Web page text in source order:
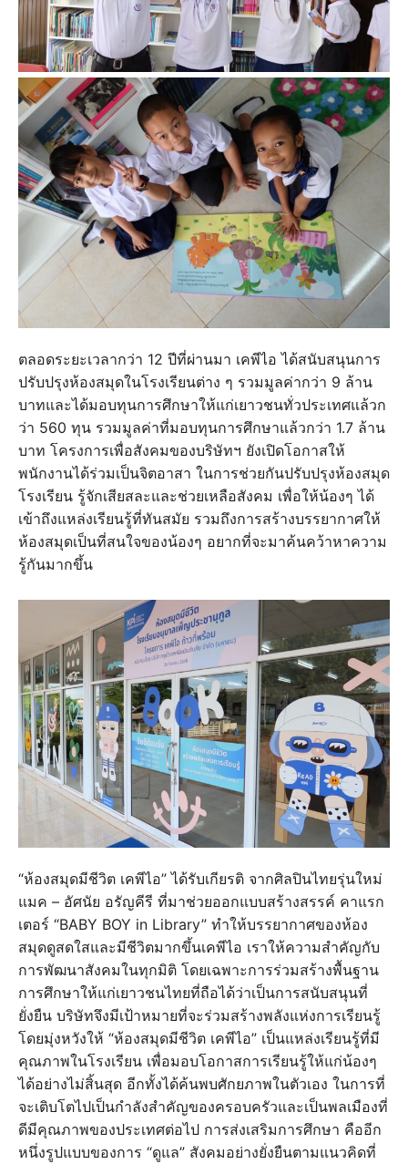
ตลอดระยะเวลากว่า 12 ปีที่ผ่านมา เคพีไอ ได้สนับสนุนการ
ปรับปรุงห้องสมุดในโรงเรียนต่าง ๆ รวมมูลค่ากว่า 9 ล้าน
บาทและได้มอบทุนการศึกษาให้แก่เยาวชนทั่วประเทศแล้วก
ว่า 560 ทุน รวมมูลค่าที่มอบทุนการศึกษาแล้วกว่า 1.7 ล้าน
บาท โครงการเพื่อสังคมของบริษัทฯ ยังเปิดโอกาสให้
พนักงานได้ร่วมเป็นจิตอาสา ในการช่วยกันปรับปรุงห้องสมุด
โรงเรียน รู้จักเสียสละและช่วยเหลือสังคม เพื่อให้น้องๆ ได้
เข้าถึงแหล่งเรียนรู้ที่ทันสมัย รวมถึงการสร้างบรรยากาศให้
ห้องสมุดเป็นที่สนใจของน้องๆ อยากที่จะมาค้นคว้าหาความ
รู้กันมากขึ้น
“ห้องสมุดมีชีวิต เคพีไอ” ได้รับเกียรติ จากศิลปินไทยรุ่นใหม่
แมค – อัศนัย อรัญคีรี ที่มาช่วยออกแบบสร้างสรรค์ คาแรก
เตอร์ “BABY BOY in Library” ทำให้บรรยากาศของห้อง
สมุดดูสดใสและมีชีวิตมากขึ้นเคพีไอ เราให้ความสำคัญกับ
การพัฒนาสังคมในทุกมิติ โดยเฉพาะการร่วมสร้างพื้นฐาน
การศึกษาให้แก่เยาวชนไทยที่ถือได้ว่าเป็นการสนับสนุนที่
ยั่งยืน บริษัทจึงมีเป้าหมายที่จะร่วมสร้างพลังแห่งการเรียนรู้
โดยมุ่งหวังให้ “ห้องสมุดมีชีวิต เคพีไอ” เป็นแหล่งเรียนรู้ที่มี
คุณภาพในโรงเรียน เพื่อมอบโอกาสการเรียนรู้ให้แก่น้องๆ
ได้อย่างไม่สิ้นสุด อีกทั้งได้ค้นพบศักยภาพในตัวเอง ในการที่
จะเติบโตไปเป็นกำลังสำคัญของครอบครัวและเป็นพลเมืองที่
ดีมีคุณภาพของประเทศต่อไป การส่งเสริมการศึกษา คืออีก
หนึ่งรูปแบบของการ “ดูแล” สังคมอย่างยั่งยืนตามแนวคิดที่